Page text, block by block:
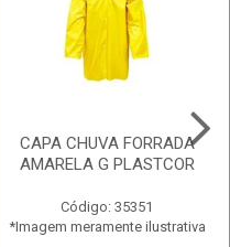
CAPA CHUVA FORRADA
AMARELA G PLASTCOR
Código: 35351
*Imagem meramente ilustrativa